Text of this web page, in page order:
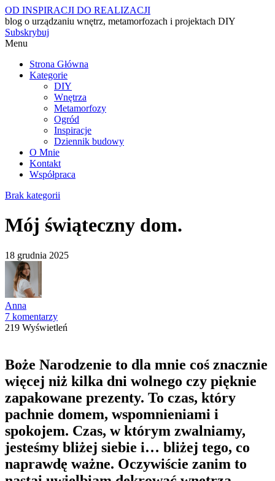
OD INSPIRACJI DO REALIZACJI
blog o urządzaniu wnętrz, metamorfozach i projektach DIY
Subskrybuj
Menu
Strona Główna
Kategorie
DIY
Wnętrza
Metamorfozy
Ogród
Inspiracje
Dziennik budowy
O Mnie
Kontakt
Współpraca
Brak kategorii
Mój świąteczny dom.
18 grudnia 2025
Anna
7 komentarzy
219 Wyświetleń
Boże Narodzenie to dla mnie coś znacznie
więcej niż kilka dni wolnego czy pięknie
zapakowane prezenty. To czas, który
pachnie domem, wspomnieniami i
spokojem. Czas, w którym zwalniamy,
jesteśmy bliżej siebie i… bliżej tego, co
naprawdę ważne. Oczywiście zanim to